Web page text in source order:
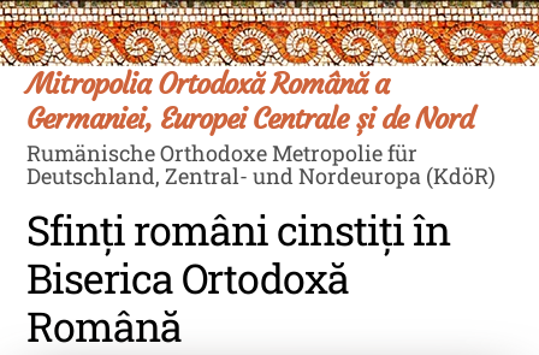
Skip
to
content
Mitropolia Ortodoxă Română a
Germaniei, Europei Centrale și de Nord
Rumänische Orthodoxe Metropolie für
Deutschland, Zentral- und Nordeuropa (KdöR)
Sfinţi români cinstiţi în
Biserica Ortodoxă
Română